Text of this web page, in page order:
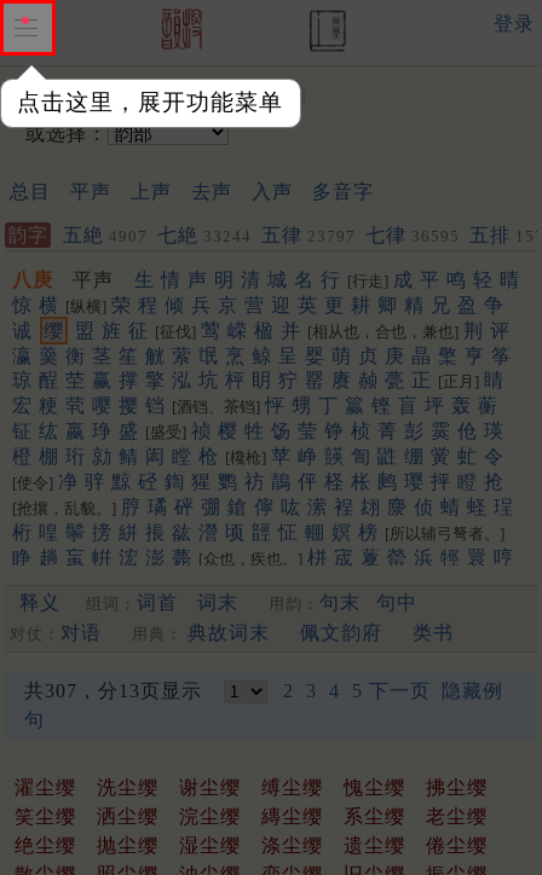
点击这里，展开功能菜单
登录
输入韵字：
或选择：
总目 平声 上声 去声 入声 多音字
韵字 五絶 4907 七絶 33244 五律 23797 七律 36595 五排
452
八庚 平声 生 情 声 明 清 城 名 行 [行走] 成 平 鸣 轻 晴
惊 横 [纵横] 荣 程 倾 兵 京 营 迎 英 更 耕 卿 精 兄 盈 争
诚
缨 盟 旌 征 [征伐] 莺 嵘 楹 并 [相从也，合也，兼也] 荆 评
瀛 羹 衡 茎 笙 觥 萦 氓 烹 鲸 呈 婴 萌 贞 庚 晶 檠 亨 筝
琼 酲 茔 赢 撑 擎 泓 坑 枰 眀 狞 罂 赓 赪 甍 正 [正月] 睛
宏 粳 茕 嘤 撄 铛 [酒铛、茶铛] 怦 甥 丁 籯 铿 盲 坪 轰 蘅
钲 纮 嬴 琤 盛 [盛受] 祯 樱 牲 饧 莹 铮 桢 菁 彭 霙 伧 瑛
橙 棚 珩 勍 鲭 闳 瞠 枪 [欃枪] 苹 峥 韺 訇 鼪 绷 黉 虻 令
[使令] 净 骍 黥 硁 鍧 猩 鹦 祊 鶄 伻 柽 枨 鹒 璎 抨 瞪 抢
[抢攘，乱貌。] 脝 璚 砰 弸 鎗 儜 吰 潆 裎 翃 麖 侦 蜻 蛏 珵
桁 喤 鬡 搒 絣 掁 谹 瀯 顷 䪫 怔 輣 嫇 榜 [所以辅弓弩者。]
睁 趟 䖟 帲 浤 澎 薨 [众也，疾也。] 栟 宬 藑 罃 浜 牼 睘 哼
䬝 䃘 洴 狰 媖 夐 筬 䄇 䦕 拧 姘 蝾 硡 軯 溁
擏
霐 䟫 鴊 撜 拼 圊 盯 嫈 咣 鋐 謍 觲 鉎 鼱
䉚 麠 諻 峸 䝼 䍔 嚝 醟 㨕 呯 苼 庼 垶 珹 猄 梈 韹
䞓 宖
释义 组词： 词首 词末 用韵： 句末 句中
对仗： 对语 用典： 典故词末 佩文韵府 类书
共307，分13页显示 2 3 4 5 下一页
隐藏例
句
濯尘缨 洗尘缨 谢尘缨 缚尘缨 愧尘缨
拂尘缨
笑尘缨
洒尘缨 浣尘缨 縳尘缨 系尘缨
老尘缨
绝尘缨
抛尘缨 湿尘缨 涤尘缨 遗尘缨
倦尘缨